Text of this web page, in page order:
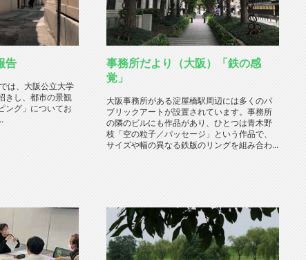
告
は、大阪公立大学
きし、都市の景観
ング」についてお
事務所だより（大阪）「鉄の感
覚」
大阪事務所がある淀屋橋駅周辺には多くのパ
ブリックアートが設置されています。事務所
の隣のビルにも作品があり、ひとつは青木野
枝「空の粒子／パッセージ」という作品で、
サイズや幅の異なる鉄版のリングを組み合わ...